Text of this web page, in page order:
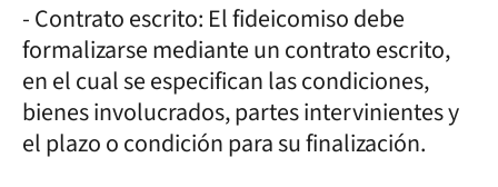
- Contrato escrito: El fideicomiso debe
formalizarse mediante un contrato escrito,
en el cual se especifican las condiciones,
bienes involucrados, partes intervinientes y
el plazo o condición para su finalización.